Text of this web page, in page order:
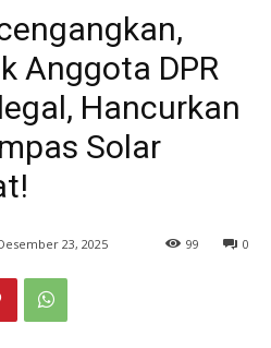
Anggota DPR
Hancurkan
Solar
23, 2025 0
99